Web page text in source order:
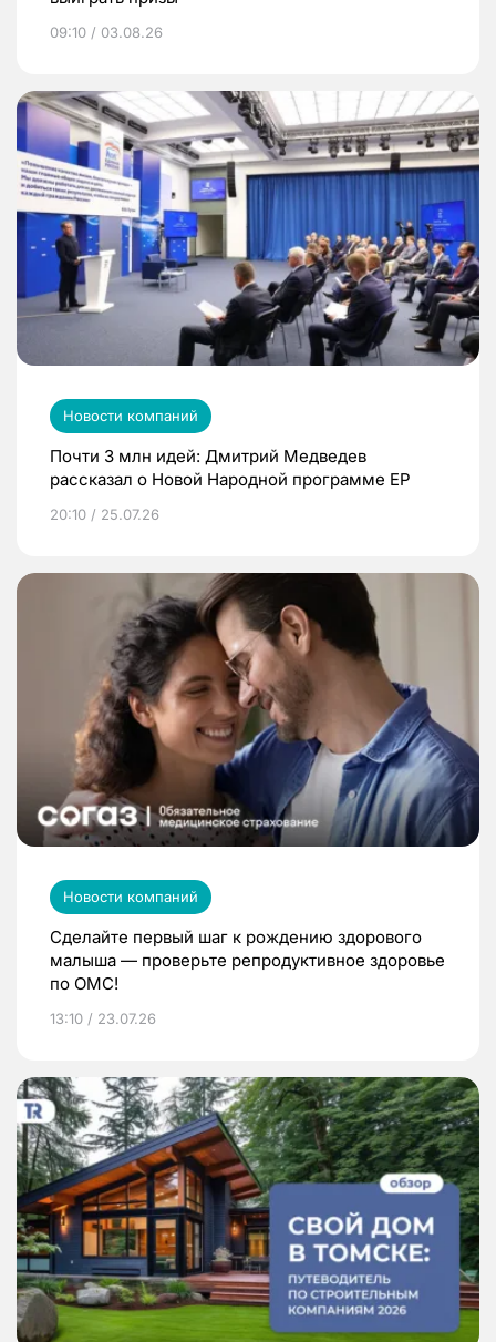
09:10 / 03.08.26
Новости компаний
Почти 3 млн идей: Дмитрий Медведев
рассказал о Новой Народной программе ЕР
20:10 / 25.07.26
Новости компаний
Сделайте первый шаг к рождению здорового
малыша — проверьте репродуктивное здоровье
по ОМС!
13:10 / 23.07.26